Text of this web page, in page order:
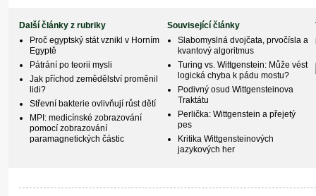
Další články z rubriky
Proč egyptský stát vznikl v Horním
Egyptě
Pátrání po teorii mysli
Jak příchod zemědělství proměnil
lidi?
Střevní bakterie ovlivňují růst dětí
MPI: medicínské zobrazování
pomocí zobrazování
paramagnetických částic
Související články
Slabomyslná dvojčata, prvočísla a
kvantový algoritmus
Turing vs. Wittgenstein: Může vést
logická chyba k pádu mostu?
Podivný osud Wittgensteinova
Traktátu
Perlička: Wittgenstein a přejetý
pes
Kritika Wittgensteinových
jazykových her